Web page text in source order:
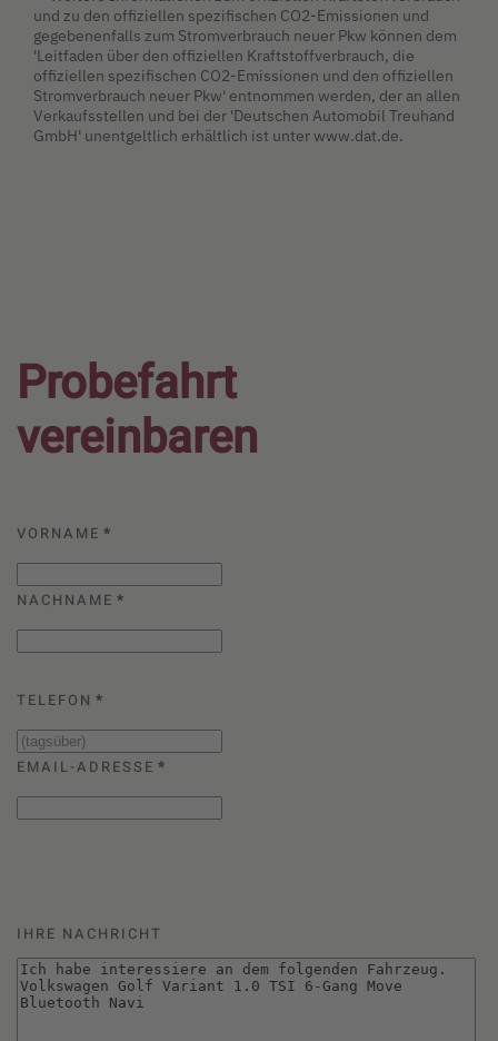
und zu den offiziellen spezifischen CO2-Emissionen und
gegebenenfalls zum Stromverbrauch neuer Pkw können dem
'Leitfaden über den offiziellen Kraftstoffverbrauch, die
offiziellen spezifischen CO2-Emissionen und den offiziellen
Stromverbrauch neuer Pkw' entnommen werden, der an allen
Verkaufsstellen und bei der 'Deutschen Automobil Treuhand
GmbH' unentgeltlich erhältlich ist unter www.dat.de.
Probefahrt
vereinbaren
VORNAME *
NACHNAME *
TELEFON *
EMAIL-ADRESSE *
IHRE NACHRICHT